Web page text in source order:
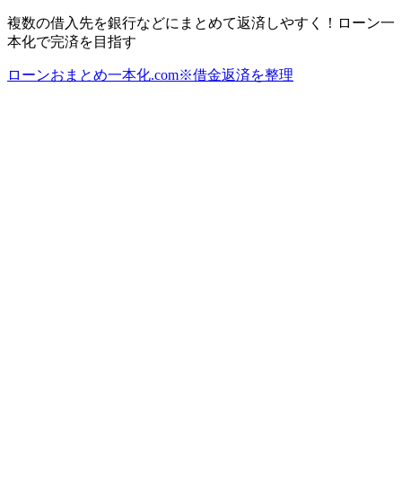
複数の借入先を銀行などにまとめて返済しやすく！ローン一
本化で完済を目指す
ローンおまとめ一本化.com※借金返済を整理